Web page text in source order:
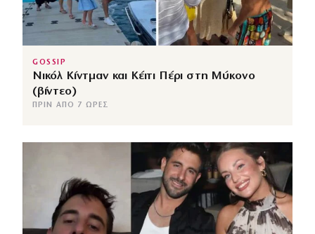
GOSSIP
Νικόλ Κίντμαν και Κέιτι Πέρι στη Μύκονο
(βίντεο)
ΠΡΙΝ ΑΠΌ 7 ΏΡΕΣ